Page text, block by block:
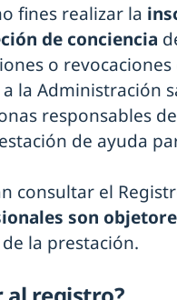
fines realizar la
de conciencia
o
la Administración
responsables
de ayuda
consultar el
son
la prestación.